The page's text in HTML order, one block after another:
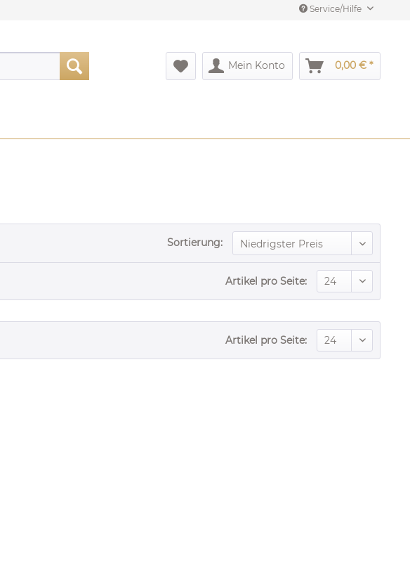
Service/Hilfe
Mein Konto 0,00 € *
Sortierung:
Artikel pro Seite:
Artikel pro Seite: